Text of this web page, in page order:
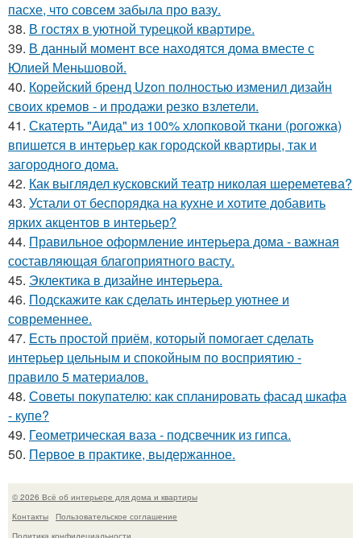
пасхе, что совсем забыла про вазу.
38. В гостях в уютной турецкой квартире.
39. В данный момент все находятся дома вместе с
Юлией Меньшовой.
40. Корейский бренд Uzon полностью изменил дизайн
своих кремов - и продажи резко взлетели.
41. Скатерть "Аида" из 100% хлопковой ткани (рогожка)
впишется в интерьер как городской квартиры, так и
загородного дома.
42. Как выглядел кусковский театр николая шереметева?
43. Устали от беспорядка на кухне и хотите добавить
ярких акцентов в интерьер?
44. Правильное оформление интерьера дома - важная
составляющая благоприятного васту.
45. Эклектика в дизайне интерьера.
46. Подскажите как сделать интерьер уютнее и
современнее.
47. Есть простой приём, который помогает сделать
интерьер цельным и спокойным по восприятию -
правило 5 материалов.
48. Советы покупателю: как спланировать фасад шкафа
- купе?
49. Геометрическая ваза - подсвечник из гипса.
50. Первое в практике, выдержанное.
© 2026 Всё об интерьере для дома и квартиры
Контакты
Пользовательское соглашение
Политика конфидециальности